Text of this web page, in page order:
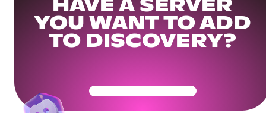
HAVE A SERVER
YOU WANT TO ADD
TO DISCOVERY?
Get Your Community Ready